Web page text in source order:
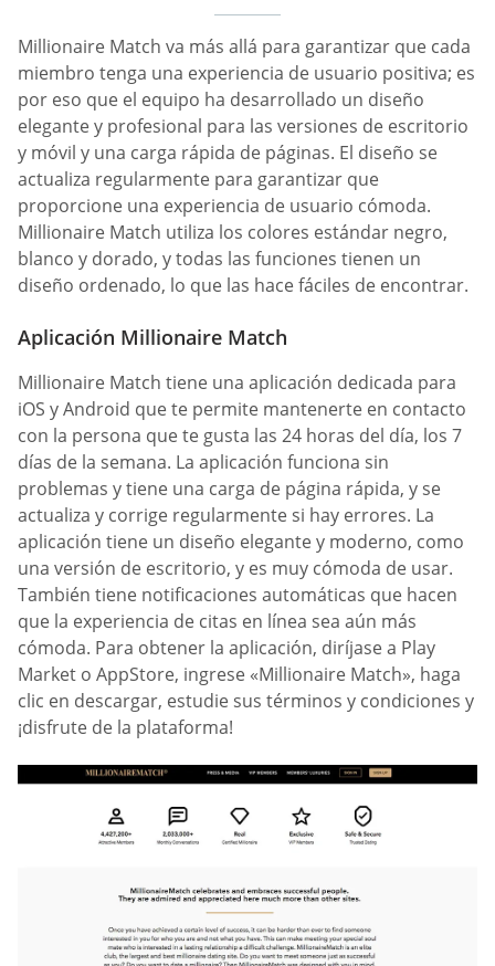
Millionaire Match va más allá para garantizar que cada
miembro tenga una experiencia de usuario positiva; es
por eso que el equipo ha desarrollado un diseño
elegante y profesional para las versiones de escritorio
y móvil y una carga rápida de páginas. El diseño se
actualiza regularmente para garantizar que
proporcione una experiencia de usuario cómoda.
Millionaire Match utiliza los colores estándar negro,
blanco y dorado, y todas las funciones tienen un
diseño ordenado, lo que las hace fáciles de encontrar.
Aplicación Millionaire Match
Millionaire Match tiene una aplicación dedicada para
iOS y Android que te permite mantenerte en contacto
con la persona que te gusta las 24 horas del día, los 7
días de la semana. La aplicación funciona sin
problemas y tiene una carga de página rápida, y se
actualiza y corrige regularmente si hay errores. La
aplicación tiene un diseño elegante y moderno, como
una versión de escritorio, y es muy cómoda de usar.
También tiene notificaciones automáticas que hacen
que la experiencia de citas en línea sea aún más
cómoda. Para obtener la aplicación, diríjase a Play
Market o AppStore, ingrese «Millionaire Match», haga
clic en descargar, estudie sus términos y condiciones y
¡disfrute de la plataforma!